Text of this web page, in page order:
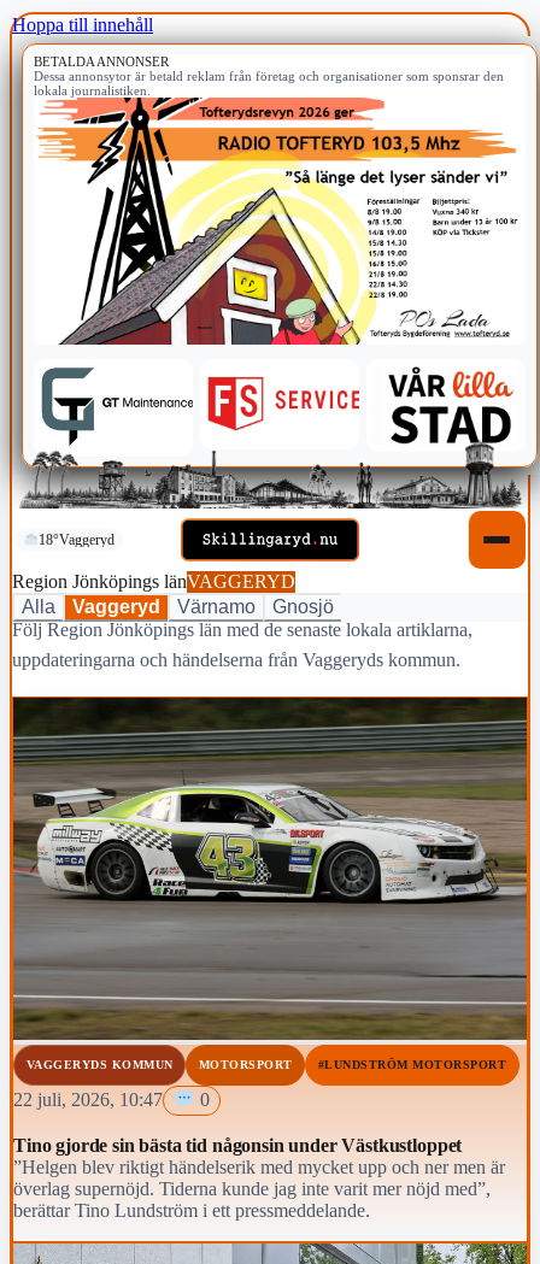
Hoppa till innehåll
BETALDA ANNONSER
Dessa annonsytor är betald reklam från företag och organisationer som sponsrar den
lokala journalistiken.
18°Vaggeryd
Region Jönköpings länVAGGERYD
Alla
Vaggeryd Värnamo
Gnosjö
Följ Region Jönköpings län med de senaste lokala artiklarna,
uppdateringarna och händelserna från Vaggeryds kommun.
VAGGERYDS KOMMUN MOTORSPORT #LUNDSTRÖM MOTORSPORT
22 juli, 2026, 10:47 0
Tino gjorde sin bästa tid någonsin under Västkustloppet
”Helgen blev riktigt händelserik med mycket upp och ner men är
överlag supernöjd. Tiderna kunde jag inte varit mer nöjd med”,
berättar Tino Lundström i ett pressmeddelande.